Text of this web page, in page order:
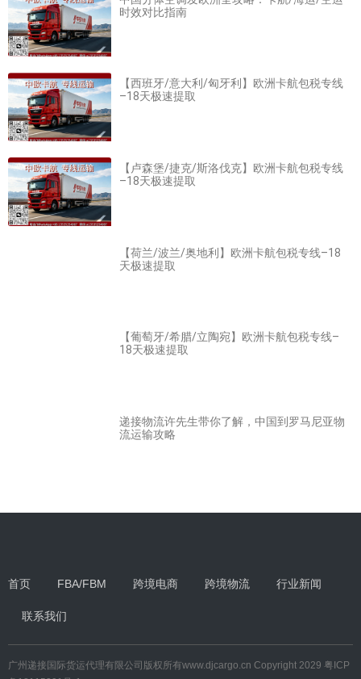
时效对比指南
【西班牙/意大利/匈牙利】欧洲卡航包税专线
–18天极速提取
【卢森堡/捷克/斯洛伐克】欧洲卡航包税专线
–18天极速提取
【荷兰/波兰/奥地利】欧洲卡航包税专线–18
天极速提取
【葡萄牙/希腊/立陶宛】欧洲卡航包税专线–
18天极速提取
递接物流许先生带你了解，中国到罗马尼亚物
流运输攻略
首页 FBA/FBM 跨境电商 跨境物流 行业新闻
联系我们
广州递接国际货运代理有限公司 版权所有www.djcargo.cn Copyright 2029 粤ICP